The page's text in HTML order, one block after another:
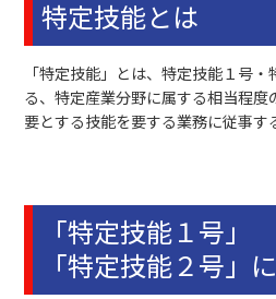
特定技能とは
「特定技能」とは、特定技能１号
る、特定産業分野に属する相当程
要とする技能を要する業務に従事す
「特定技能１号」
「特定技能２号」